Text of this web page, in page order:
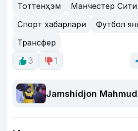
Тоттенҳэм Манчестер Сити
Спорт хабарлари
Футбол
Трансфер
3
1
Jamshidjon